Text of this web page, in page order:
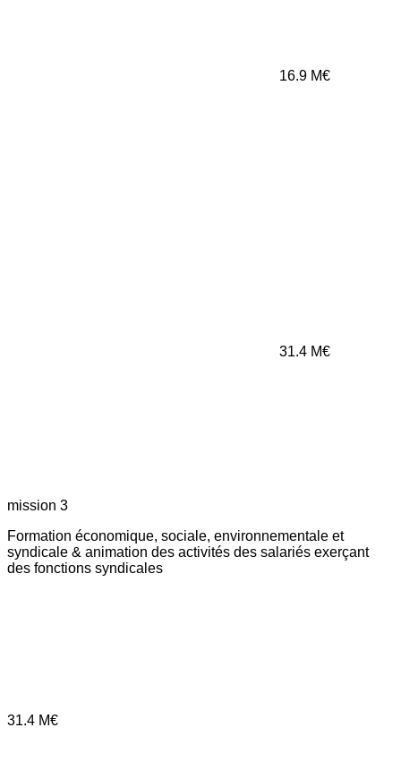
16.9 M€
31.4 M€
mission 3
Formation économique, sociale, environnementale et
syndicale & animation des activités des salariés exerçant
des fonctions syndicales
31.4 M€